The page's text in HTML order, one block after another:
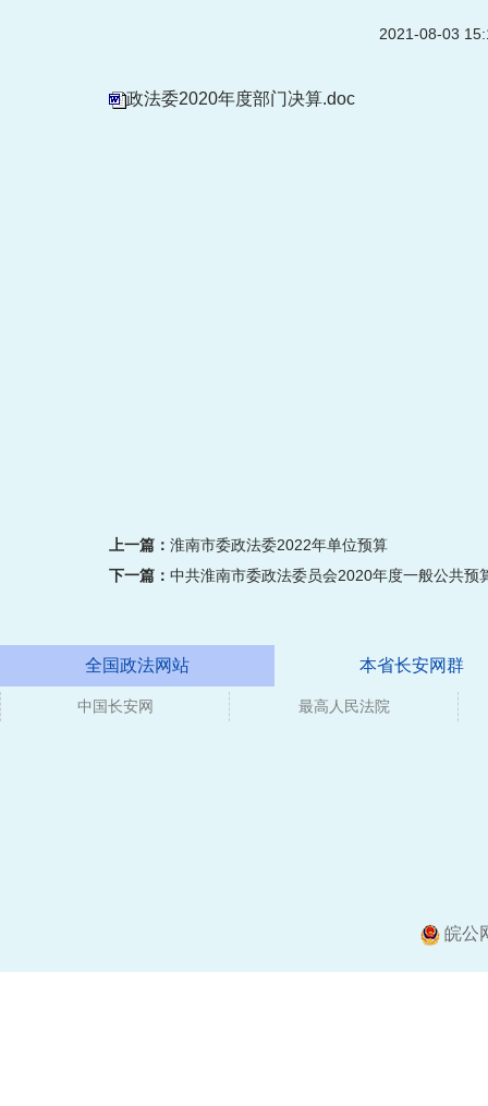
2021-08-03
政法委2020年度部门决算.doc
上一篇： 淮南市委政法委2022年单位预算
下一篇： 中共淮南市委政法委员会2020年度一般公共预
全国政法网站 本省长安网群
媒体
中国长安网 最高人民法院
皖公